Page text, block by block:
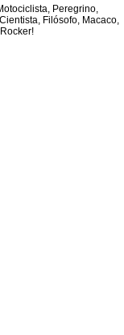
Peregrino,
Filósofo, Macaco,